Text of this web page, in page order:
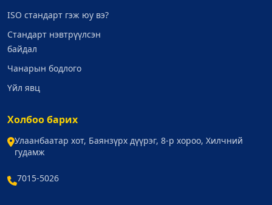
ISO стандарт гэж юу вэ?
Стандарт нэвтрүүлсэн
байдал
Чанарын бодлого
Үйл явц
Холбоо барих
Улаанбаатар хот, Баянзүрх дүүрэг, 8-р хороо, Хилчний
гудамж
7015-5026